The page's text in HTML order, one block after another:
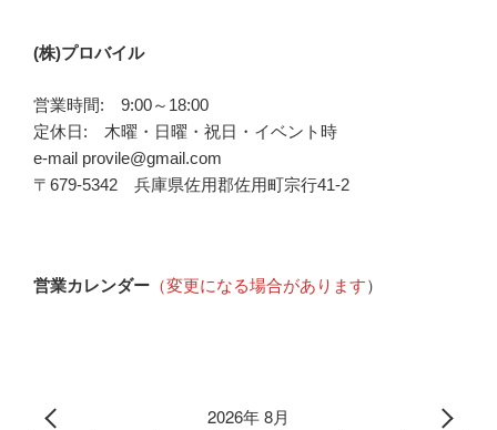
(株)プロバイル
営業時間: 9:00～18:00
定休日: 木曜・日曜・祝日・イベント時
e-mail provile@gmail.com
〒679-5342 兵庫県佐用郡佐用町宗行41-2
営業カレンダー （変更になる場合があります）
2026年 8月